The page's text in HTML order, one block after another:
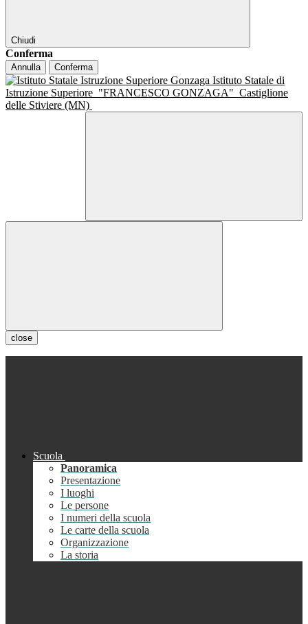
Chiudi
Conferma
Annulla Conferma
Istituto Statale di
Istruzione Superiore "FRANCESCO GONZAGA" Castiglione
delle Stiviere (MN)
close
Scuola
Panoramica
Presentazione
I luoghi
Le persone
I numeri della scuola
Le carte della scuola
Organizzazione
La storia